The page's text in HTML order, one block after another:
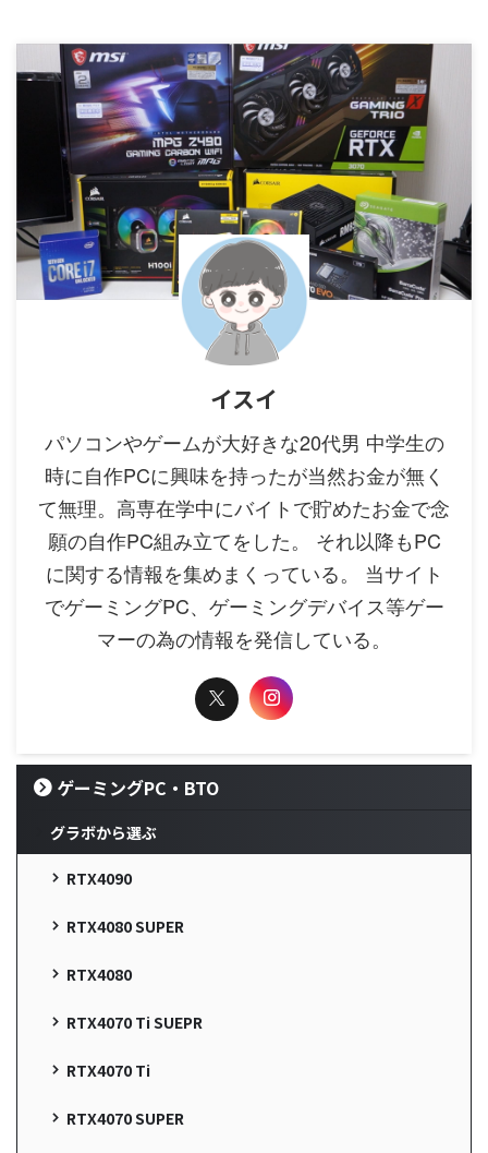
イスイ
パソコンやゲームが大好きな20代男 中学生の
時に自作PCに興味を持ったが当然お金が無く
て無理。高専在学中にバイトで貯めたお金で念
願の自作PC組み立てをした。 それ以降もPC
に関する情報を集めまくっている。 当サイト
でゲーミングPC、ゲーミングデバイス等ゲー
マーの為の情報を発信している。
ゲーミングPC・BTO
グラボから選ぶ
RTX4090
RTX4080 SUPER
RTX4080
RTX4070 Ti SUEPR
RTX4070 Ti
RTX4070 SUPER